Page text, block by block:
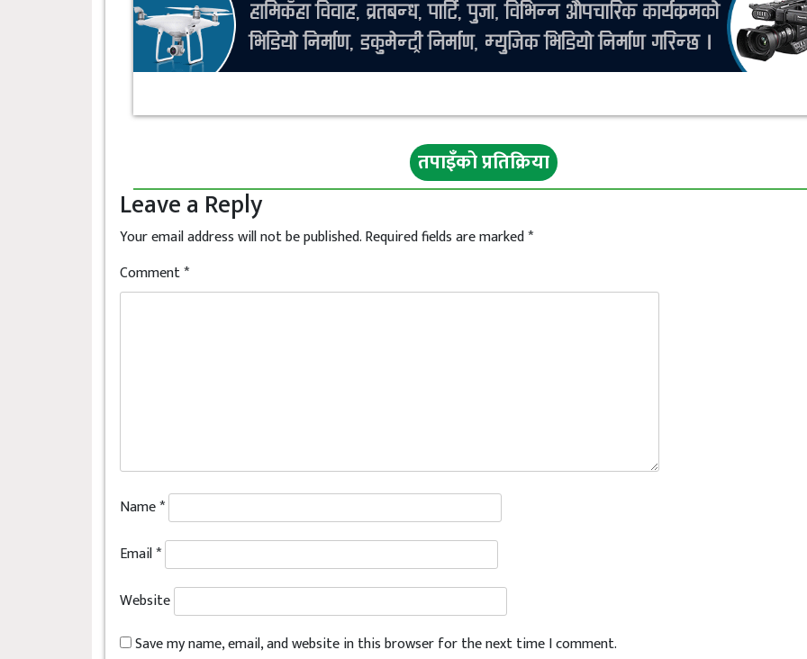
तपाइँको प्रतिक्रिया
Leave a Reply
Your email address will not be published.Required fields are marked*
Comment*
Name*
Email*
Website
Save my name, email, and website in this browser for the next time I comment.